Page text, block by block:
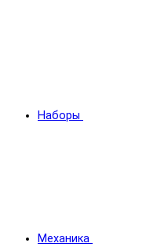
Наборы
Механика